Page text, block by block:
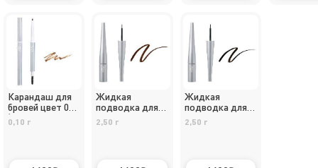
Карандаш для
бровей цвет 02
(светло-
коричневый) /
0,10 г
Жидкая
подводка для
глаз , цвет 02
(коричневый) /
2,50 г
Жидкая
подводка для
глаз , цвет 01
(черный) /
2,50 г